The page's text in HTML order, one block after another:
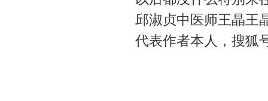
邱淑贞中医师王晶王
代表作者本人，搜狐